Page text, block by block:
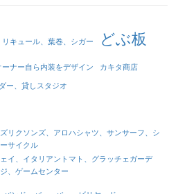
キュール、葉巻、シガー
どぶ板
ーナー自ら内装をデザイン カキタ商店
ー、貸しスタジオ
リクソンズ、アロハシャツ、サンサーフ、シ
サイクル
イ、イタリアントマト、グラッチェガーデ
、ゲームセンター